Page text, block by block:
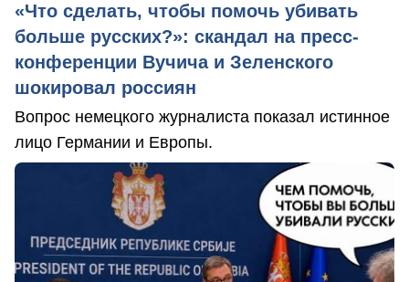
«Что сделать, чтобы помочь убивать
больше русских?»: скандал на пресс-
конференции Вучича и Зеленского
шокировал россиян
Вопрос немецкого журналиста показал истинное
лицо Германии и Европы.